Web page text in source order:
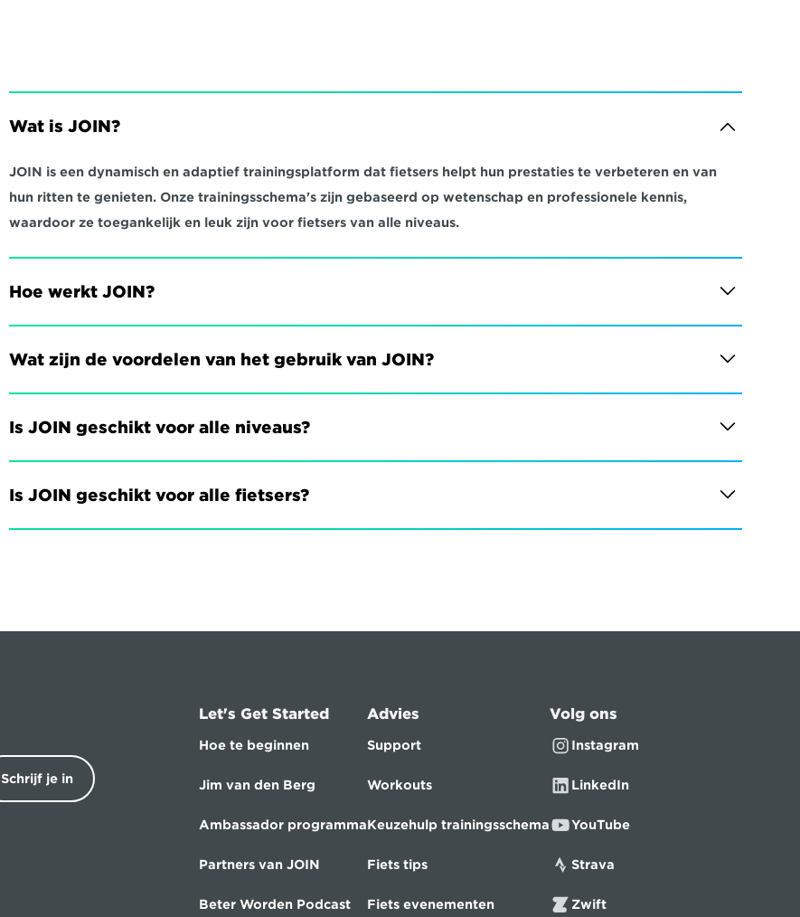
Wat is JOIN?
JOIN is een dynamisch en adaptief trainingsplatform dat fietsers helpt hun prestaties te verbeteren en van
hun ritten te genieten. Onze trainingsschema's zijn gebaseerd op wetenschap en professionele kennis,
waardoor ze toegankelijk en leuk zijn voor fietsers van alle niveaus.
Hoe werkt JOIN?
Wat zijn de voordelen van het gebruik van JOIN?
Is JOIN geschikt voor alle niveaus?
Is JOIN geschikt voor alle fietsers?
Schrijf je in
Let's Get Started
Hoe te beginnen
Jim van den Berg
Ambassador programma
Partners van JOIN
Beter Worden Podcast
Advies
Support
Workouts
Keuzehulp trainingsschema
Fiets tips
Fiets evenementen
Volg ons
Instagram
LinkedIn
YouTube
Strava
Zwift